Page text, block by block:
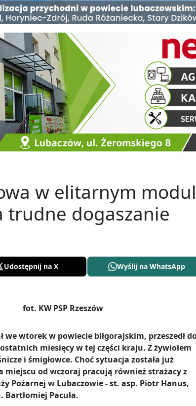
w elitarnym
trudne dogaszanie
Udostępnij na X Wyślij na WhatsApp
we wtorek w powiecie biłgorajskim, przeszedł
miesięcy w tej części kraju. Z żywiołem
i śmigłowce. Choć sytuacja została już
od wczoraj pracują również strażacy z
Pożarnej w Lubaczowie - st. asp. Piotr Hanus,
Pacuła.